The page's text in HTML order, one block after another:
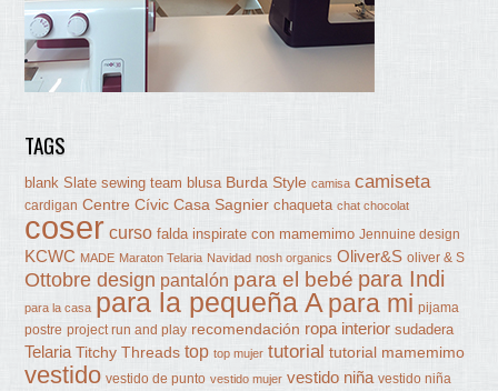
TAGS
blank Slate sewing team blusa Burda Style camisa camiseta
cardigan Centre Cívic Casa Sagnier chaqueta chat chocolat
coser curso falda inspirate con mamemimo Jennuine design
KCWC MADE Maraton Telaria Navidad nosh organics Oliver&S oliver & S
Ottobre design pantalón para el bebé para Indi
para la casa para la pequeña A para mi pijama
postre project run and play recomendación ropa interior sudadera
Telaria Titchy Threads top top mujer tutorial tutorial mamemimo
vestido vestido de punto vestido mujer vestido niña vestido niña